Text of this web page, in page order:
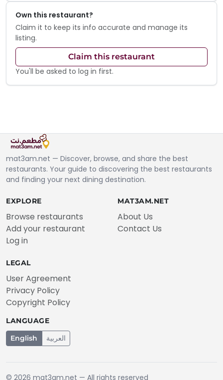
Own this restaurant?
Claim it to keep its info accurate and manage its
listing.
Claim this restaurant
You'll be asked to log in first.
mat3am.net — Discover, browse, and share the best
restaurants. Your guide to discovering the best restaurants
and finding your next dining destination.
EXPLORE
Browse restaurants
Add your restaurant
Log in
MAT3AM.NET
About Us
Contact Us
LEGAL
User Agreement
Privacy Policy
Copyright Policy
LANGUAGE
English
العربية
© 2026 mat3am.net — All rights reserved